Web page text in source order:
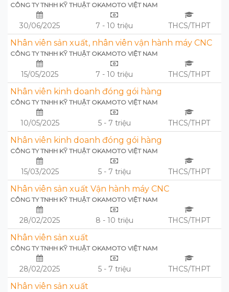
CÔNG TY TNHH KỸ THUẬT OKAMOTO VIỆT NAM
30/06/2025 7 - 10 triệu THCS/THPT
Nhân viên sản xuất, nhân viên vận hành máy CNC
CÔNG TY TNHH KỸ THUẬT OKAMOTO VIỆT NAM
15/05/2025 7 - 10 triệu THCS/THPT
Nhân viên kinh doanh đóng gói hàng
CÔNG TY TNHH KỸ THUẬT OKAMOTO VIỆT NAM
10/05/2025 5 - 7 triệu THCS/THPT
Nhân viên kinh doanh đóng gói hàng
CÔNG TY TNHH KỸ THUẬT OKAMOTO VIỆT NAM
15/03/2025 5 - 7 triệu THCS/THPT
Nhân viên sản xuất Vận hành máy CNC
CÔNG TY TNHH KỸ THUẬT OKAMOTO VIỆT NAM
28/02/2025 8 - 10 triệu THCS/THPT
Nhân viên sản xuất
CÔNG TY TNHH KỸ THUẬT OKAMOTO VIỆT NAM
28/02/2025 5 - 7 triệu THCS/THPT
Nhân viên sản xuất